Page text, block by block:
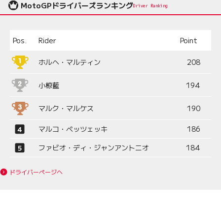
MotoGPドライバーズランキングDriver Ranking
Pos. Rider Point
ホルヘ・マルティン 208
小椋藍 194
マルク・マルケス 190
マルコ・ベッツェッキ
186
ファビオ・ディ・ジャンアントニオ
184
ドライバーページへ